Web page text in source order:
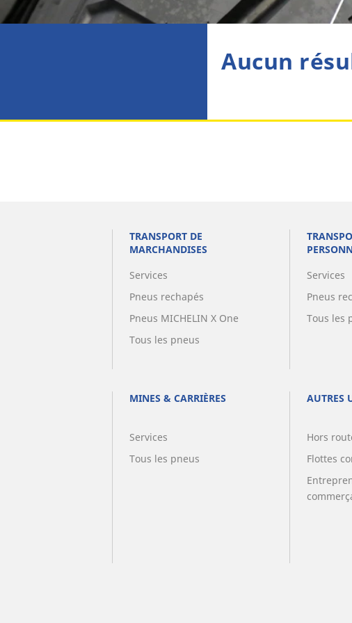
Aucun
TRANSPORT DE
MARCHANDISES
Services
Pneus rechapés
Pneus MICHELIN X One
Tous les pneus
Services
Pneus
Tous les
MINES & CARRIÈRES
Services
Tous les pneus
AUTRES
Hors
Flottes